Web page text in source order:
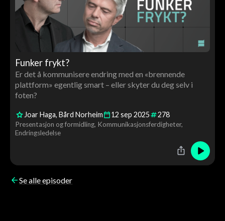
Funker frykt?
Er det å kommunisere endring med en «brennende
plattform» egentlig smart – eller skyter du deg selv i
foten?
Joar Haga Bård Norheim 12 sep 2025 278
Presentasjon og formidling Kommunikasjonsferdigheter
Endringsledelse
Se alle episoder